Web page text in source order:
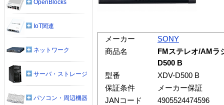
メーカー
SONY
商品名
FMステレオ/AMラ
D500 B
型番
XDV-D500 B
保証条件
メーカー保証
JANコード
4905524474596
OpenBlocks
IoT関連
ネットワーク
サーバ・ストレージ
パソコン・周辺機器